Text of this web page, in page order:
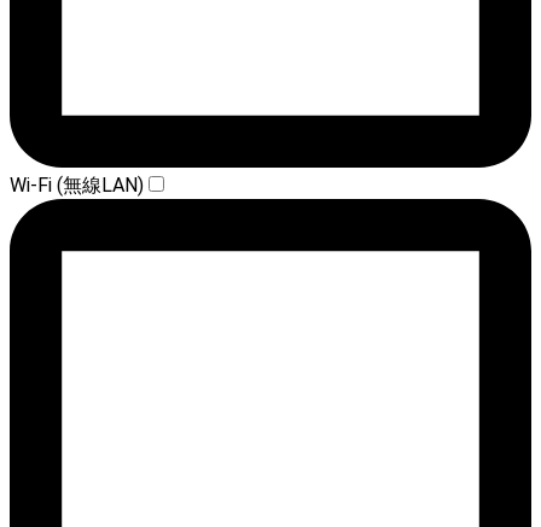
Wi-Fi (無線LAN)